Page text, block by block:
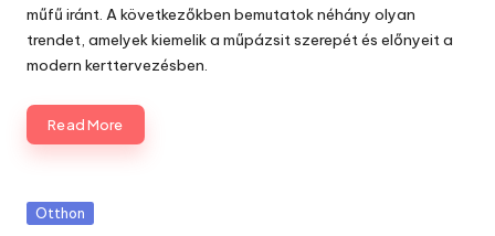
műfű iránt. A következőkben bemutatok néhány olyan
trendet, amelyek kiemelik a műpázsit szerepét és előnyeit a
modern kerttervezésben.
Read More
Posted
Otthon